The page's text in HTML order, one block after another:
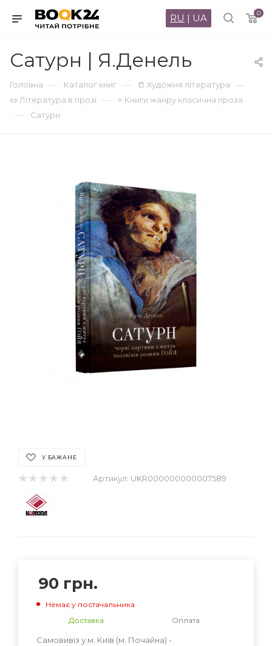
0
RU | UA
Сатурн | Я.Денель
Головна — Каталог книг — 📒 Художня література —
📜 Література в прозі — ⭐ Книги жанру класична проза
— Сатурн
У БАЖАНЕ
Артикул: UKR000000000007589
90 грн.
Немає у постачальника
Доставка
Оплата
Самовивіз у м. Київ (м. Почайна) -